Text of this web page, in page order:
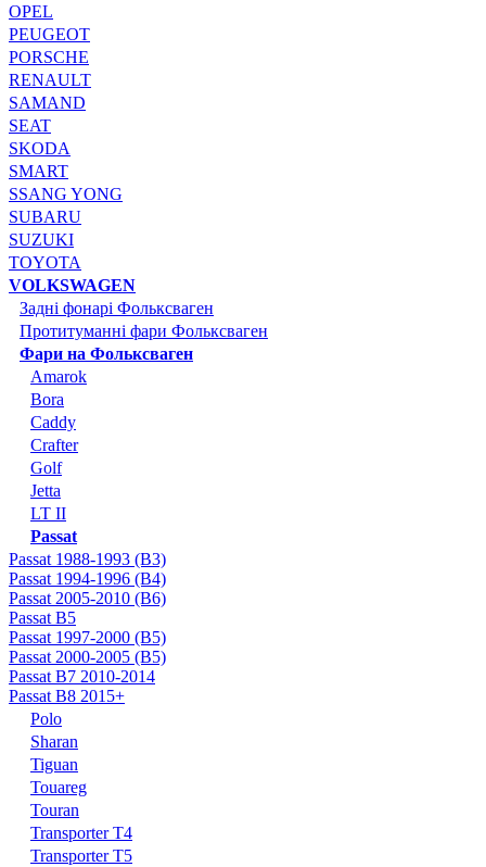
OPEL
PEUGEOT
PORSCHE
RENAULT
SAMAND
SEAT
SKODA
SMART
SSANG YONG
SUBARU
SUZUKI
TOYOTA
VOLKSWAGEN
Задні фонарі Фольксваген
Протитуманні фари Фольксваген
Фари на Фольксваген
Amarok
Bora
Caddy
Crafter
Golf
Jetta
LT II
Passat
Passat 1988-1993 (B3)
Passat 1994-1996 (B4)
Passat 2005-2010 (B6)
Passat B5
Passat 1997-2000 (B5)
Passat 2000-2005 (B5)
Passat B7 2010-2014
Passat B8 2015+
Polo
Sharan
Tiguan
Touareg
Touran
Transporter T4
Transporter T5